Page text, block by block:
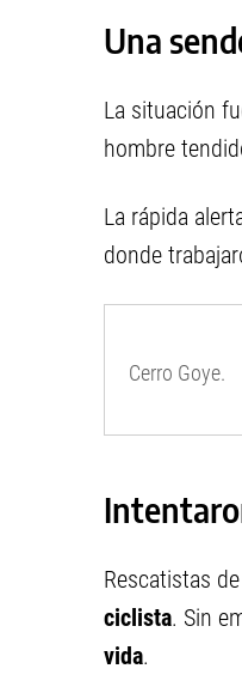
Una
La situación
hombre
La rápida
donde
Cerro Goye.
Rescatistas
ciclista. Sin
vida.